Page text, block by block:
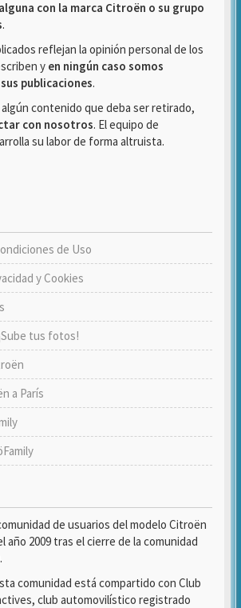
con la marca Citroën o su grupo
.
reflejan la opinión personal de los
y en ningún caso somos
publicaciones.
contenido que deba ser retirado,
con nosotros. El equipo de
su labor de forma altruista.
de Uso
y Cookies
tus fotos!
a París
de usuarios del modelo Citroën
año 2009 tras el cierre de la comunidad
comunidad está compartido con Club
club automovilístico registrado